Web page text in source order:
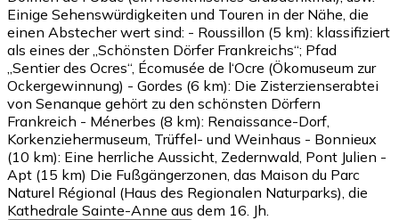
Einige Sehenswürdigkeiten und Touren in der Nähe, die
einen Abstecher wert sind: - Roussillon (5 km): klassifiziert
als eines der „Schönsten Dörfer Frankreichs“; Pfad
„Sentier des Ocres“, Écomusée de l‘Ocre (Ökomuseum zur
Ockergewinnung) - Gordes (6 km): Die Zisterzienserabtei
von Senanque gehört zu den schönsten Dörfern
Frankreich - Ménerbes (8 km): Renaissance-Dorf,
Korkenziehermuseum, Trüffel- und Weinhaus - Bonnieux
(10 km): Eine herrliche Aussicht, Zedernwald, Pont Julien -
Apt (15 km) Die Fußgängerzonen, das Maison du Parc
Naturel Régional (Haus des Regionalen Naturparks), die
Kathedrale Sainte-Anne aus dem 16. Jh.